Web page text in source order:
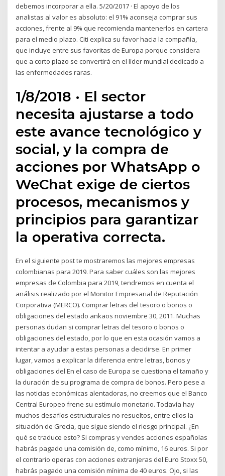
debemos incorporar a ella. 5/20/2017 · El apoyo de los
analistas al valor es absoluto: el 91% aconseja comprar sus
acciones, frente al 9% que recomienda mantenerlos en cartera
para el medio plazo. Citi explica su favor hacia la compañía,
que incluye entre sus favoritas de Europa porque considera
que a corto plazo se convertirá en el líder mundial dedicado a
las enfermedades raras.
1/8/2018 · El sector
necesita ajustarse a todo
este avance tecnológico y
social, y la compra de
acciones por WhatsApp o
WeChat exige de ciertos
procesos, mecanismos y
principios para garantizar
la operativa correcta.
En el siguiente post te mostraremos las mejores empresas
colombianas para 2019. Para saber cuáles son las mejores
empresas de Colombia para 2019, tendremos en cuenta el
análisis realizado por el Monitor Empresarial de Reputación
Corporativa (MERCO). Comprar letras del tesoro o bonos o
obligaciones del estado ankaos noviembre 30, 2011. Muchas
personas dudan si comprar letras del tesoro o bonos o
obligaciones del estado, por lo que en esta ocasión vamos a
intentar a ayudar a estas personas a decidirse. En primer
lugar, vamos a explicar la diferencia entre letras, bonos y
obligaciones del En el caso de Europa se cuestiona el tamaño y
la duración de su programa de compra de bonos. Pero pese a
las noticias económicas alentadoras, no creemos que el Banco
Central Europeo frene su estímulo monetario. Todavía hay
muchos desafíos estructurales no resueltos, entre ellos la
situación de Grecia, que sigue siendo el riesgo principal. ¿En
qué se traduce esto? Si compras y vendes acciones españolas
habrás pagado una comisión de, como mínimo, 16 euros. Si por
el contrario operas con acciones extranjeras del Euro Stoxx 50,
habrás pagado una comisión mínima de 40 euros. Ojo, si las